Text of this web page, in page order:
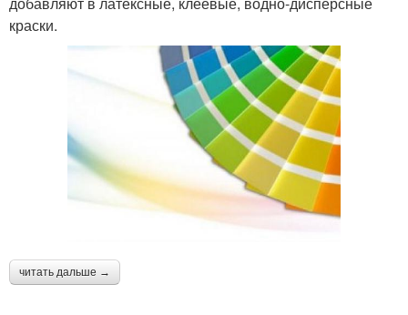
краски.
читать дальше →